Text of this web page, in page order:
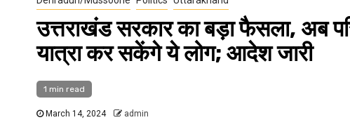
उत्तराखंड सरकार का बड़ा फैसला, अब
यात्रा कर सकेंगे ये लोग; आदेश जारी
1 min read
March 14, 2024 admin